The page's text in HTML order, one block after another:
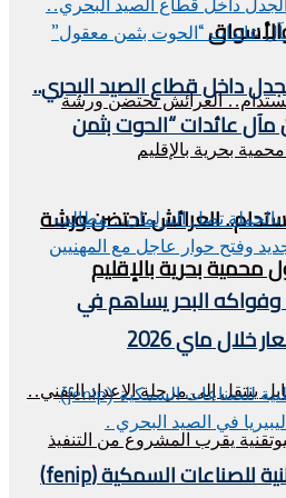
العرائش تحتضن ورشة
محمية بحرية بالإقليم
الجدل داخل قطاع الصيد البحري..
عائدات “الحوت بثمن
البحر يساهم في
ماي 2026
رئيس الفدرالية الوطنية للصناعات السمكية (fenip)